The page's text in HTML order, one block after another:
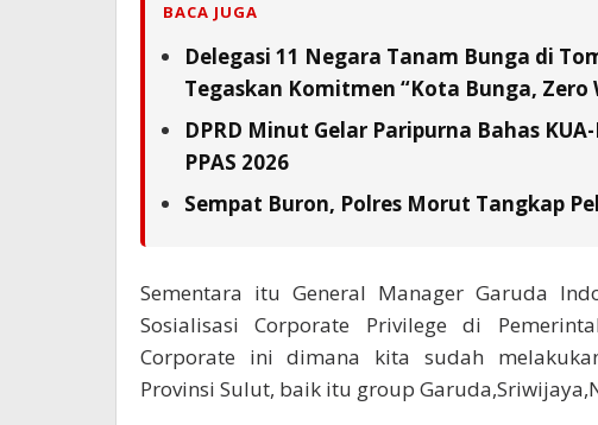
BACA JUGA
Delegasi 11 Negara Tanam Bunga di
Tegaskan Komitmen “Kota Bunga, Zero
DPRD Minut Gelar Paripurna Bahas
PPAS 2026
Sempat Buron, Polres Morut Tangkap
Sementara itu General Manager Garuda
Sosialisasi Corporate Privilege di
Corporate ini dimana kita sudah
Provinsi Sulut, baik itu group